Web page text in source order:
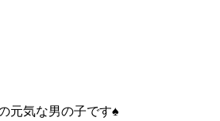
元気な男の子です♠